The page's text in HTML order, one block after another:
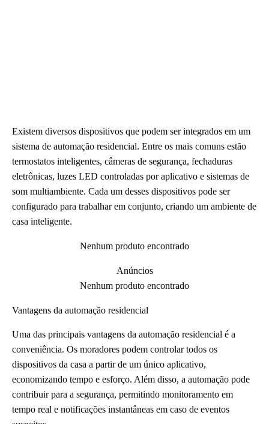
Existem diversos dispositivos que podem ser integrados em um
sistema de automação residencial. Entre os mais comuns estão
termostatos inteligentes, câmeras de segurança, fechaduras
eletrônicas, luzes LED controladas por aplicativo e sistemas de
som multiambiente. Cada um desses dispositivos pode ser
configurado para trabalhar em conjunto, criando um ambiente de
casa inteligente.
Nenhum produto encontrado
Anúncios
Nenhum produto encontrado
Vantagens da automação residencial
Uma das principais vantagens da automação residencial é a
conveniência. Os moradores podem controlar todos os
dispositivos da casa a partir de um único aplicativo,
economizando tempo e esforço. Além disso, a automação pode
contribuir para a segurança, permitindo monitoramento em
tempo real e notificações instantâneas em caso de eventos